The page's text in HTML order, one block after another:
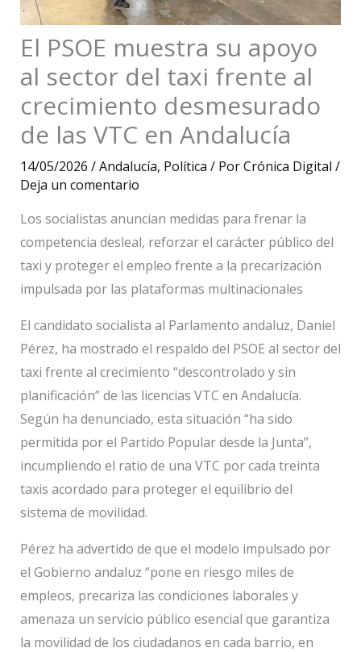
El PSOE muestra su apoyo
al sector del taxi frente al
crecimiento desmesurado
de las VTC en Andalucía
14/05/2026 /Andalucía, Política / PorCrónica Digital /
Deja un comentario
Los socialistas anuncian medidas para frenar la
competencia desleal, reforzar el carácter público del
taxi y proteger el empleo frente a la precarización
impulsada por las plataformas multinacionales
El candidato socialista al Parlamento andaluz, Daniel
Pérez, ha mostrado el respaldo del PSOE al sector del
taxi frente al crecimiento “descontrolado y sin
planificación” de las licencias VTC en Andalucía.
Según ha denunciado, esta situación “ha sido
permitida por el Partido Popular desde la Junta”,
incumpliendo el ratio de una VTC por cada treinta
taxis acordado para proteger el equilibrio del
sistema de movilidad.
Pérez ha advertido de que el modelo impulsado por
el Gobierno andaluz “pone en riesgo miles de
empleos, precariza las condiciones laborales y
amenaza un servicio público esencial que garantiza
la movilidad de los ciudadanos en cada barrio, en